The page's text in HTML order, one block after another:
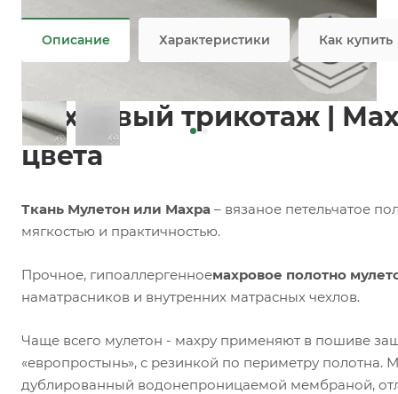
Описание Характеристики Как купить
Махровый трикотаж |
цвета
Ткань Мулетон или Махра – вязаное петельчатое
мягкостью и практичностью.
Прочное, гипоаллергенноемахровое полотно
наматрасников и внутренних матрасных чехлов.
Чаще всего мулетон - махру применяют в пошиве
«европростынь», с резинкой по периметру полотна.
дублированный водонепроницаемой мембраной,